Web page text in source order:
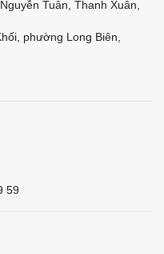
Tuân, Thanh Xuân,
phường Long Biên,
59